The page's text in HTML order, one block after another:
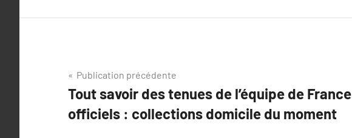
Navigation
de
l’article
Publication précédente
Tout savoir des tenues de l’équipe de France
officiels : collections domicile du moment